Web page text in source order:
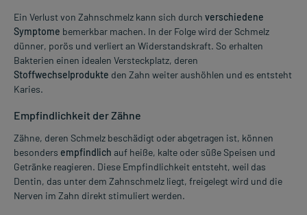
Ein Verlust von Zahnschmelz kann sich durch verschiedene
Symptome bemerkbar machen. In der Folge wird der Schmelz
dünner, porös und verliert an Widerstandskraft. So erhalten
Bakterien einen idealen Versteckplatz, deren
Stoffwechselprodukte den Zahn weiter aushöhlen und es entsteht
Karies.
Empfindlichkeit der Zähne
Zähne, deren Schmelz beschädigt oder abgetragen ist, können
besonders empfindlich auf heiße, kalte oder süße Speisen und
Getränke reagieren. Diese Empfindlichkeit entsteht, weil das
Dentin, das unter dem Zahnschmelz liegt, freigelegt wird und die
Nerven im Zahn direkt stimuliert werden.